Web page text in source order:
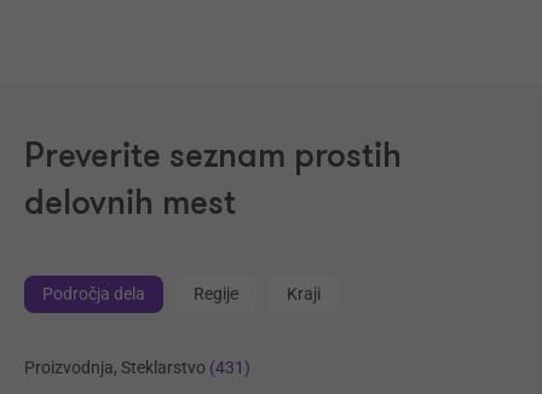
Preverite seznam prostih
delovnih mest
Področja dela Regije Kraji
Proizvodnja, Steklarstvo (431)